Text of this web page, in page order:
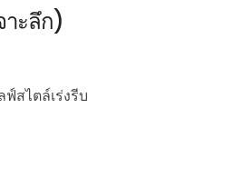
าะลึก)
สไตล์เร่งรีบ